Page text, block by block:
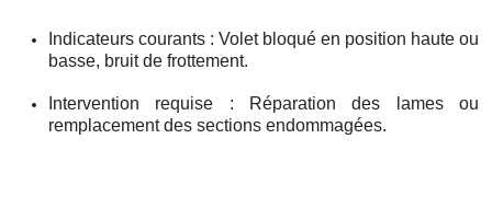
Indicateurs courants : Volet bloqué en position haute ou
basse, bruit de frottement.
Intervention requise : Réparation des lames ou
remplacement des sections endommagées.